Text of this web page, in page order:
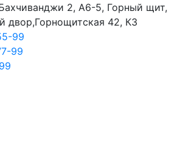
2, А6-5, Горный щит,
двор,Горнощитская 42, К3
99
99